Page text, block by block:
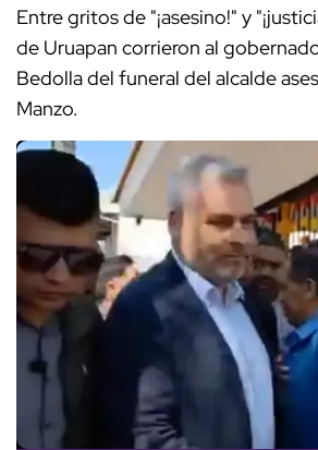
Entre gritos de "¡asesino!" y
de Uruapan corrieron al
Bedolla del funeral del alcalde
Manzo.